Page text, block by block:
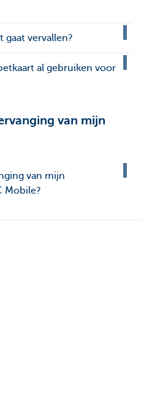
gaat vervallen?
al gebruiken voor
van mijn
van mijn
Mobile?